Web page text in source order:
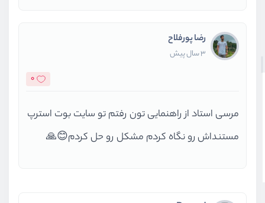
رضا پورفلاح
3 سال پیش
0
مرسی استاد از راهنمایی تون رفتم تو سایت بوت استرپ
مستنداش رو نگاه کردم مشکل رو حل کردم😊🙏